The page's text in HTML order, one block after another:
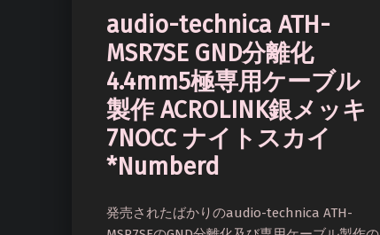
audio-technica ATH-
MSR7SE GND分離化
4.4mm5極専用ケーブル
製作 ACROLINK銀メッキ
7NOCC ナイトスカイ
*Numberd
発売されたばかりのaudio-technica ATH-